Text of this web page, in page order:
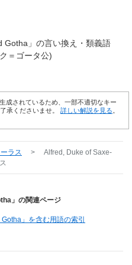
Gotha 」の言い換え・類義語
＝ゴータ公)
成されているため、一部不適切なキー
承くださいませ。 詳しい解説を見る
ラス >
Alfred, Duke of Saxe-
」の関連ページ
」を含む用語の索引